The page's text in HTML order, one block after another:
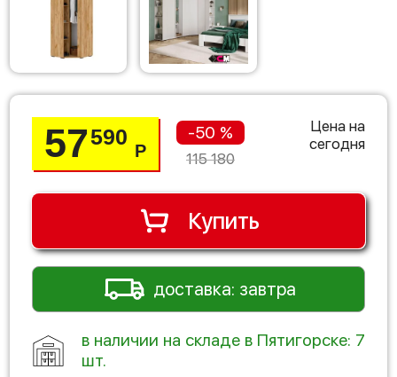
57590
Р
-50 %
115 180
Цена на
сегодня
Купить
доставка: завтра
в наличии на складе в Пятигорске: 7
шт.